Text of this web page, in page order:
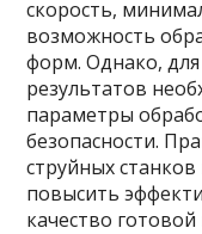
скорость,
возможность
форм. Однако,
результатов
параметры
безопасности.
струйных
повысить
качество